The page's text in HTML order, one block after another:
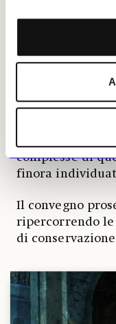
di studi. La
Felici è infatti
studiati
ovvero una più
tecnica ad
complesse di
finora
Il convegno
ripercorrendo
di